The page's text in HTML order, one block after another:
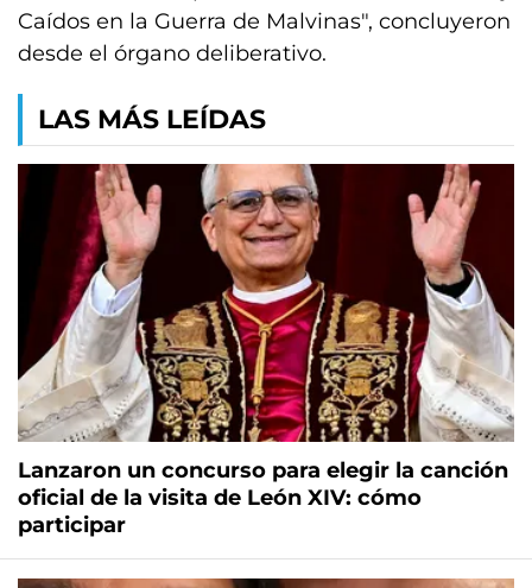
Caídos en la Guerra de Malvinas", concluyeron
desde el órgano deliberativo.
LAS MÁS LEÍDAS
Lanzaron un concurso para elegir la canción
oficial de la visita de León XIV: cómo
participar